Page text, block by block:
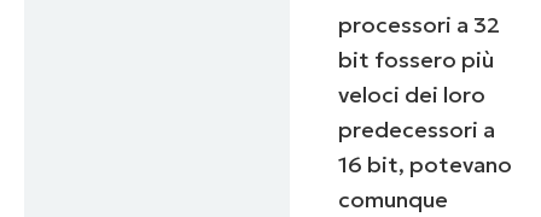
processori a 32
bit fossero più
veloci dei loro
predecessori a
16 bit, potevano
comunque